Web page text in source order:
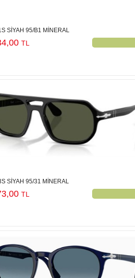
SİYAH 95/B1 MİNERAL
TL
SİYAH 95/31 MİNERAL
TL